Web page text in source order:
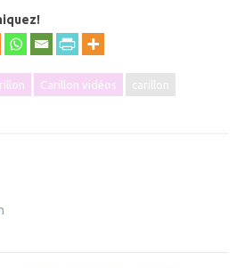
Carillon vidéos carillon